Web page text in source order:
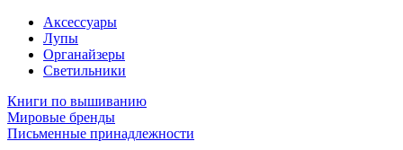
Аксессуары
Лупы
Органайзеры
Светильники
Книги по вышиванию
Мировые бренды
Письменные принадлежности